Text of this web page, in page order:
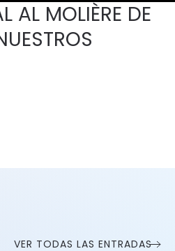
AL MOLIÈRE DE
VER TODAS LAS ENTRADAS